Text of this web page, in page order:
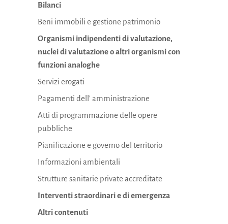
Bilanci
Beni immobili e gestione patrimonio
Organismi indipendenti di valutazione,
nuclei di valutazione o altri organismi con
funzioni analoghe
Servizi erogati
Pagamenti dell' amministrazione
Atti di programmazione delle opere
pubbliche
Pianificazione e governo del territorio
Informazioni ambientali
Strutture sanitarie private accreditate
Interventi straordinari e di emergenza
Altri contenuti